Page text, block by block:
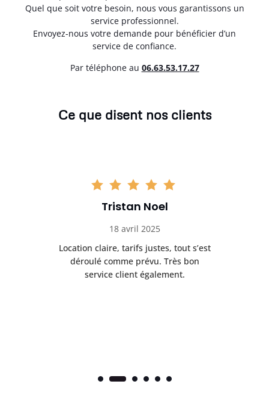
Quel que soit votre besoin, nous vous garantissons un
service professionnel.
Envoyez-nous votre demande pour bénéficier d’un
service de confiance.
Par téléphone au 06.63.53.17.27
Ce que disent nos clients
Tristan Noel
18 avril 2025
Location claire, tarifs justes, tout s’est
déroulé comme prévu. Très bon
service client également.